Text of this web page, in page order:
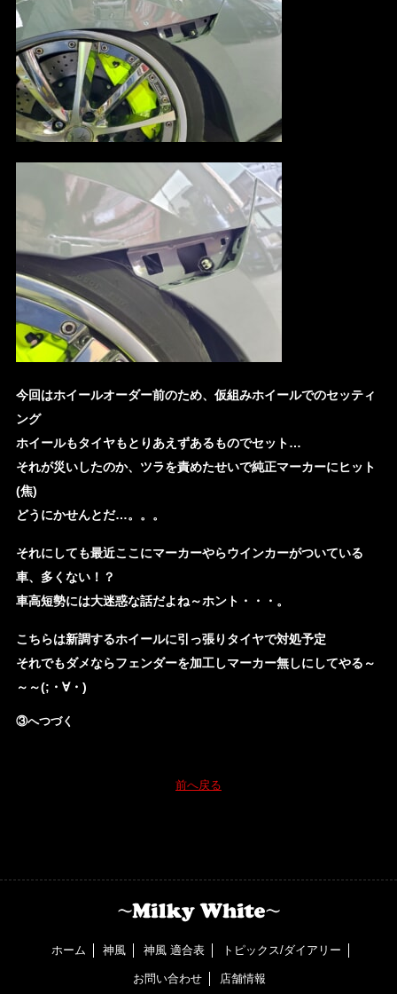
今回はホイールオーダー前のため、仮組みホイールでのセッティ
ング
ホイールもタイヤもとりあえずあるものでセット…
それが災いしたのか、ツラを責めたせいで純正マーカーにヒット
(焦)
どうにかせんとだ…。。。
それにしても最近ここにマーカーやらウインカーがついている
車、多くない！？
車高短勢には大迷惑な話だよね～ホント・・・。
こちらは新調するホイールに引っ張りタイヤで対処予定
それでもダメならフェンダーを加工しマーカー無しにしてやる～
～～(;・∀・)
③へつづく
前へ戻る
ホーム 神風 神風 適合表 トピックス/ダイアリー
お問い合わせ 店舗情報